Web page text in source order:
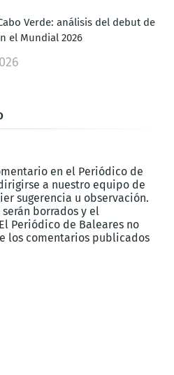
Verde: análisis del debut de
el Mundial 2026
en el Periódico de
a nuestro equipo de
sugerencia u observación.
borrados y el
Periódico de Baleares no
los comentarios publicados